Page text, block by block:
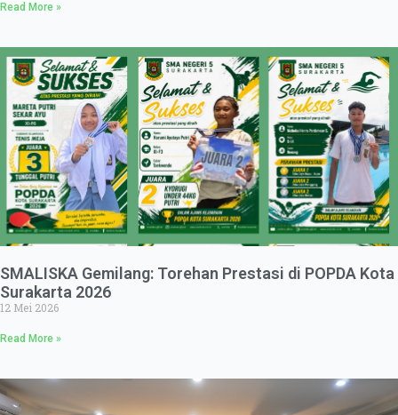
Read More »
SMALISKA Gemilang: Torehan Prestasi di POPDA Kota
Surakarta 2026
12 Mei 2026
Read More »